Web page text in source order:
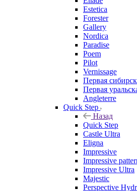
Estetica
Forester
Gallery
Nordica
Paradise
Poem
Pilot
Vernissage
Первая
Первая
Angleterre
Quick Step
Назад
Quick Step
Castle Ultra
Eligna
Impressive
Impressive
Impressive Ultra
Majestic
Perspective